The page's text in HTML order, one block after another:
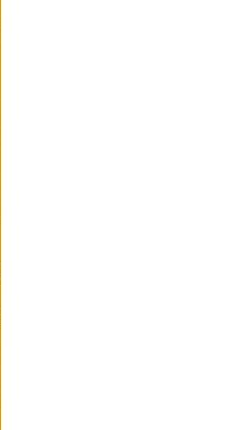
A
az ágyunkban, akkor